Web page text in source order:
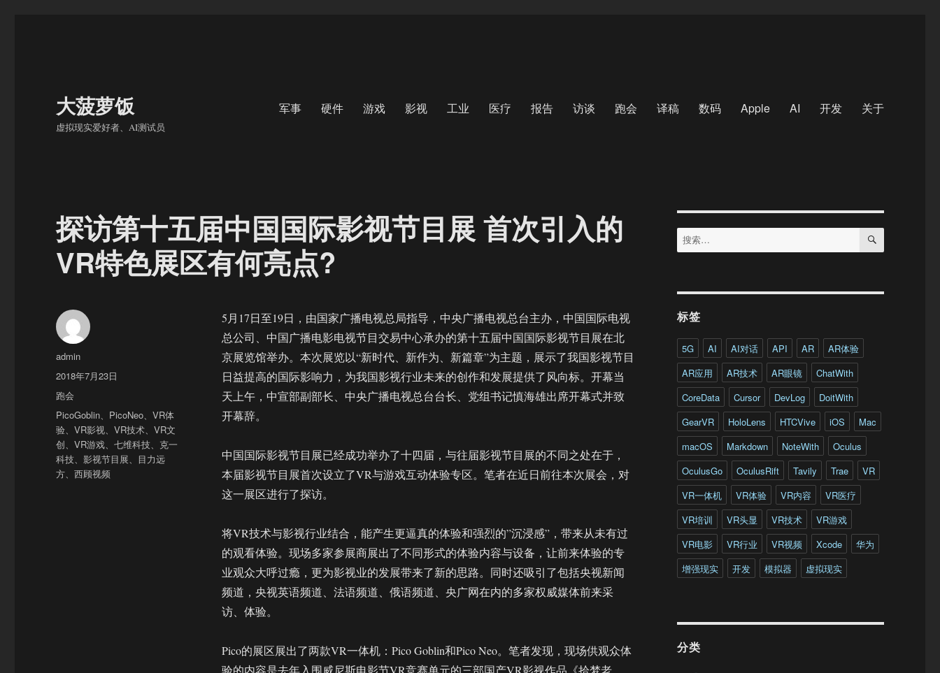
大菠萝饭
虚拟现实爱好者、AI测试员
军事 硬件 游戏 影视 工业 医疗 报告 访谈 跑会 译稿 数码 Apple AI 开发 关于
探访第十五届中国国际影视节目展 首次引入的
VR特色展区有何亮点?
5月17日至19日，由国家广播电视总局指导，中央广播电视总台主办，中国国际电视
总公司、中国广播电影电视节目交易中心承办的第十五届中国国际影视节目展在北
京展览馆举办。本次展览以“新时代、新作为、新篇章”为主题，展示了我国影视节目
日益提高的国际影响力，为我国影视行业未来的创作和发展提供了风向标。开幕当
天上午，中宣部副部长、中央广播电视总台台长、党组书记慎海雄出席开幕式并致
开幕辞。
中国国际影视节目展已经成功举办了十四届，与往届影视节目展的不同之处在于，
本届影视节目展首次设立了VR与游戏互动体验专区。笔者在近日前往本次展会，对
这一展区进行了探访。
将VR技术与影视行业结合，能产生更逼真的体验和强烈的”沉浸感”，带来从未有过
的观看体验。现场多家参展商展出了不同形式的体验内容与设备，让前来体验的专
业观众大呼过瘾，更为影视业的发展带来了新的思路。同时还吸引了包括央视新闻
频道，央视英语频道、法语频道、俄语频道、央广网在内的多家权威媒体前来采
访、体验。
Pico的展区展出了两款VR一体机：Pico Goblin和Pico Neo。笔者发现，现场供观众体
验的内容是去年入围威尼斯电影节VR竞赛单元的三部国产VR影视作品《拾梦老
作
者
admin
发
布
于
2018年7月23日
分
类
跑会
标
签
PicoGoblin、 PicoNeo、VR体
验、VR影视、VR技术、VR文
创、VR游戏、七维科技、 克一
科技、影视节目展、 目力远
方、西顾视频
搜
索：
搜
标签
5G AI AI对话 API AR
AR体验
AR应用
AR技术 AR眼镜
ChatWith
CoreData
Cursor DevLog
DoitWith
GearVR
HoloLens HTCVive iOS
Mac
macOS
Markdown NoteWith
Oculus
OculusGo
OculusRift Tavily Trae
VR
VR一体机
VR体验 VR内容
VR医疗
VR培训
VR头显 VR技术
VR游戏
VR电影
VR行业 VR视频 Xcode
华为
增强现实
开发 模拟器 虚拟现实
分类